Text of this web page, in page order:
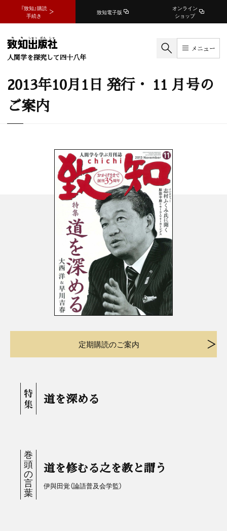
『致知』購読
手続き
致知電子版
オンライン
ショップ
人間学を探究して四十八年
メニュー
2013年10月1日 発行・ 11 月号の
ご案内
定期購読のご案内
道を深める
道を修むる之を教と謂う
伊與田覚（論語普及会学監）